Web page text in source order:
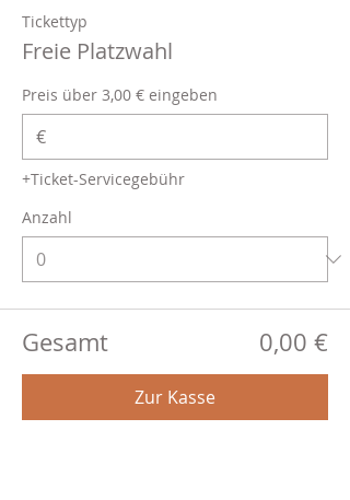
Tickettyp
Freie Platzwahl
Preis über 3,00 € eingeben
€
+Ticket-Servicegebühr
Anzahl
Gesamt 0,00 €
Zur Kasse